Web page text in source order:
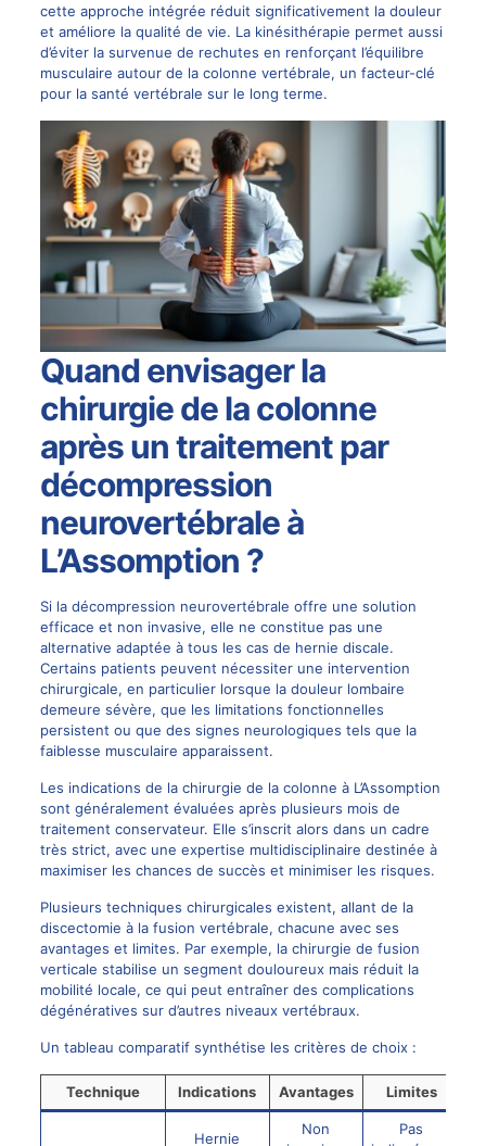
cette approche intégrée réduit significativement la douleur
et améliore la qualité de vie. La kinésithérapie permet aussi
d’éviter la survenue de rechutes en renforçant l’équilibre
musculaire autour de la colonne vertébrale, un facteur-clé
pour la santé vertébrale sur le long terme.
Quand envisager la
chirurgie de la colonne
après un traitement par
décompression
neurovertébrale à
L’Assomption ?
Si la décompression neurovertébrale offre une solution
efficace et non invasive, elle ne constitue pas une
alternative adaptée à tous les cas de hernie discale.
Certains patients peuvent nécessiter une intervention
chirurgicale, en particulier lorsque la douleur lombaire
demeure sévère, que les limitations fonctionnelles
persistent ou que des signes neurologiques tels que la
faiblesse musculaire apparaissent.
Les indications de la chirurgie de la colonne à L’Assomption
sont généralement évaluées après plusieurs mois de
traitement conservateur. Elle s’inscrit alors dans un cadre
très strict, avec une expertise multidisciplinaire destinée à
maximiser les chances de succès et minimiser les risques.
Plusieurs techniques chirurgicales existent, allant de la
discectomie à la fusion vertébrale, chacune avec ses
avantages et limites. Par exemple, la chirurgie de fusion
verticale stabilise un segment douloureux mais réduit la
mobilité locale, ce qui peut entraîner des complications
dégénératives sur d’autres niveaux vertébraux.
Un tableau comparatif synthétise les critères de choix :
Technique Indications Avantages Limites
Hernie
Non
Pas